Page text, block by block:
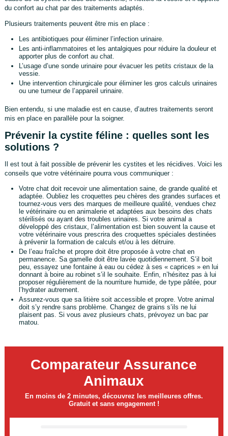
du confort au chat par des traitements adaptés.
Plusieurs traitements peuvent être mis en place :
Les antibiotiques pour éliminer l’infection urinaire.
Les anti-inflammatoires et les antalgiques pour réduire la douleur et
apporter plus de confort au chat.
L’usage d’une sonde urinaire pour évacuer les petits cristaux de la
vessie.
Une intervention chirurgicale pour éliminer les gros calculs urinaires
ou une tumeur de l’appareil urinaire.
Bien entendu, si une maladie est en cause, d’autres traitements seront
mis en place en parallèle pour la soigner.
Prévenir la cystite féline : quelles sont les
solutions ?
Il est tout à fait possible de prévenir les cystites et les récidives. Voici les
conseils que votre vétérinaire pourra vous communiquer :
Votre chat doit recevoir une alimentation saine, de grande qualité et
adaptée. Oubliez les croquettes peu chères des grandes surfaces et
tournez-vous vers des marques de meilleure qualité, vendues chez
le vétérinaire ou en animalerie et adaptées aux besoins des chats
stérilisés ou ayant des troubles urinaires. Si votre animal a
développé des cristaux, l’alimentation est bien souvent la cause et
votre vétérinaire vous prescrira des croquettes spéciales destinées
à prévenir la formation de calculs et/ou à les détruire.
De l’eau fraîche et propre doit être proposée à votre chat en
permanence. Sa gamelle doit être lavée quotidiennement. S’il boit
peu, essayez une fontaine à eau ou cédez à ses « caprices » en lui
donnant à boire au robinet s’il le souhaite. Enfin, n’hésitez pas à lui
proposer régulièrement de la nourriture humide, de type pâtée, pour
l’hydrater autrement.
Assurez-vous que sa litière soit accessible et propre. Votre animal
doit s’y rendre sans problème. Changez de grains s’ils ne lui
plaisent pas. Si vous avez plusieurs chats, prévoyez un bac par
matou.
Comparateur Assurance
Animaux
En moins de 2 minutes, découvrez les meilleures offres.
Gratuit et sans engagement !